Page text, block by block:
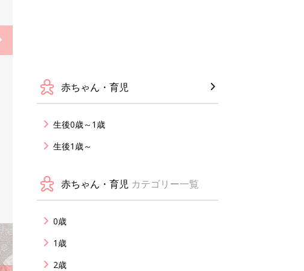
赤ちゃん・育児
生後0歳～1歳
生後1歳～
赤ちゃん・育児 カテゴリー一覧
0歳
1歳
2歳